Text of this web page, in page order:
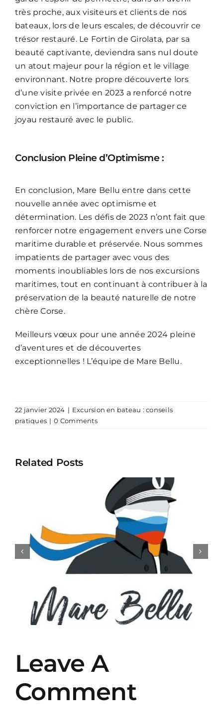
très proche, aux visiteurs et clients de nos
bateaux, lors de leurs escales, de découvrir ce
trésor restauré. Le Fortin de Girolata, par sa
beauté captivante, deviendra sans nul doute
un atout majeur pour la région et le village
environnant. Notre propre découverte lors
d’une visite privée en 2023 a renforcé notre
conviction en l’importance de partager ce
joyau restauré avec le public.
Conclusion Pleine d’Optimisme :
En conclusion, Mare Bellu entre dans cette
nouvelle année avec optimisme et
détermination. Les défis de 2023 n’ont fait que
renforcer notre engagement envers une Corse
maritime durable et préservée. Nous sommes
impatients de partager avec vous des
moments inoubliables lors de nos excursions
maritimes, tout en continuant à contribuer à la
préservation de la beauté naturelle de notre
chère Corse.
Meilleurs vœux pour une année 2024 pleine
d’aventures et de découvertes
exceptionnelles ! L’équipe de Mare Bellu.
22 janvier 2024 | Excursion en bateau : conseils
pratiques | 0 Comments
Related Posts
Quand partir en bateau à
Scandola, Piana et Girolata
? La meilleure période
pour votre excursion en
mer
Leave A
Comment